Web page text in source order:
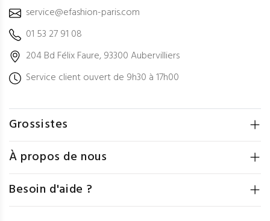
service@efashion-paris.com
01 53 27 91 08
204 Bd Félix Faure, 93300 Aubervilliers
Service client ouvert de 9h30 à 17h00
Grossistes
À propos de nous
Besoin d'aide ?